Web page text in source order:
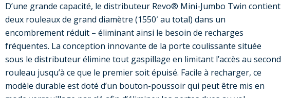
D’une grande capacité, le distributeur Revo® Mini-Jumbo Twin contient
deux rouleaux de grand diamètre (1550′ au total) dans un
encombrement réduit – éliminant ainsi le besoin de recharges
fréquentes. La conception innovante de la porte coulissante située
sous le distributeur élimine tout gaspillage en limitant l’accès au second
rouleau jusqu’à ce que le premier soit épuisé. Facile à recharger, ce
modèle durable est doté d’un bouton-poussoir qui peut être mis en